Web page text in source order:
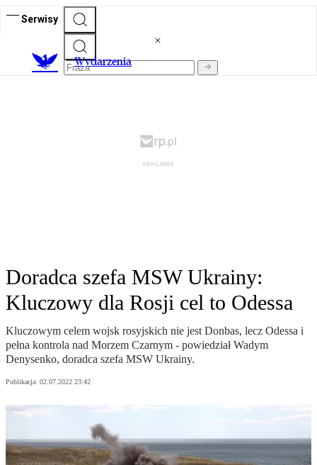
Serwisy
Wydarzenia
Doradca szefa MSW Ukrainy:
Kluczowy dla Rosji cel to Odessa
Kluczowym celem wojsk rosyjskich nie jest Donbas, lecz Odessa i
pełna kontrola nad Morzem Czarnym - powiedział Wadym
Denysenko, doradca szefa MSW Ukrainy.
Publikacja: 02.07.2022 23:42